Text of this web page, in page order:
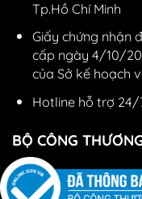
Tp.Hồ Chí Minh
Giấy chứng nhận
cấp ngày 4/10/
của Sở kế hoạch
Hotline hỗ trợ 24/
BỘ CÔNG